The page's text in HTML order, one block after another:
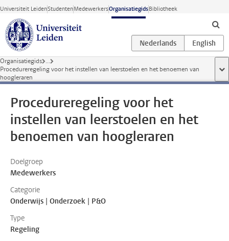
Ga direct naar de inhoud
Universiteit LeidenStudentenMedewerkersOrganisatiegidsBibliotheek
Organisatiegids ...
Procedureregeling voor het instellen van leerstoelen en het benoemen van
hoogleraren
Procedureregeling voor het
instellen van leerstoelen en het
benoemen van hoogleraren
Doelgroep
Medewerkers
Categorie
Onderwijs | Onderzoek | P&O
Type
Regeling